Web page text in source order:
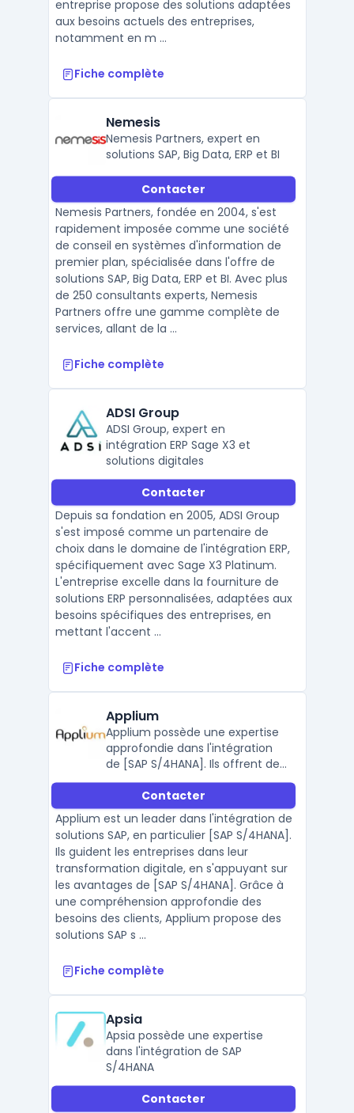
entreprise propose des solutions adaptées
aux besoins actuels des entreprises,
notamment en m ...
Fiche complète
Nemesis
Nemesis Partners, expert en
solutions SAP, Big Data, ERP et BI
Contacter
Nemesis Partners, fondée en 2004, s'est
rapidement imposée comme une société
de conseil en systèmes d'information de
premier plan, spécialisée dans l'offre de
solutions SAP, Big Data, ERP et BI. Avec plus
de 250 consultants experts, Nemesis
Partners offre une gamme complète de
services, allant de la ...
Fiche complète
ADSI Group
ADSI Group, expert en
intégration ERP Sage X3 et
solutions digitales
Contacter
Depuis sa fondation en 2005, ADSI Group
s'est imposé comme un partenaire de
choix dans le domaine de l'intégration ERP,
spécifiquement avec Sage X3 Platinum.
L'entreprise excelle dans la fourniture de
solutions ERP personnalisées, adaptées aux
besoins spécifiques des entreprises, en
mettant l'accent ...
Fiche complète
Applium
Applium possède une expertise
approfondie dans l'intégration
de [SAP S/4HANA]. Ils offrent des
services complets, allant de la
consultation à l'implémentation,
en passant par le support
continu.
Contacter
Applium est un leader dans l'intégration de
solutions SAP, en particulier [SAP S/4HANA].
Ils guident les entreprises dans leur
transformation digitale, en s'appuyant sur
les avantages de [SAP S/4HANA]. Grâce à
une compréhension approfondie des
besoins des clients, Applium propose des
solutions SAP s ...
Fiche complète
Apsia
Apsia possède une expertise
dans l'intégration de SAP
S/4HANA
Contacter